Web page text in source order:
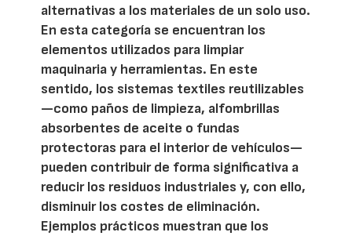
alternativas a los materiales de un solo uso.
En esta categoría se encuentran los
elementos utilizados para limpiar
maquinaria y herramientas. En este
sentido, los sistemas textiles reutilizables
—como paños de limpieza, alfombrillas
absorbentes de aceite o fundas
protectoras para el interior de vehículos—
pueden contribuir de forma significativa a
reducir los residuos industriales y, con ello,
disminuir los costes de eliminación.
Ejemplos prácticos muestran que los